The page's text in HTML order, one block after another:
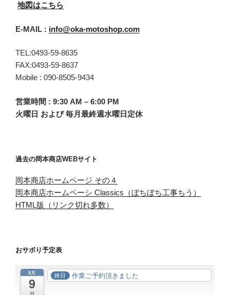
地図はこちら
E-MAIL : info@oka-motoshop.com
TEL:0493-59-8635
FAX:0493-59-8637
Mobile : 090-8505-9434
営業時間 : 9:30 AM – 6:00 PM
火曜日 および 毎月最終週水曜日定休
過去の岡本商店WEBサイト
岡本商店ホームページ その４
岡本商店ホームペーシ Classics（ぼちぼち工事ちう）
HTML版（リンク切れ多数）
おサボり予定表
8月
9
終日 作業ご予約頂きました